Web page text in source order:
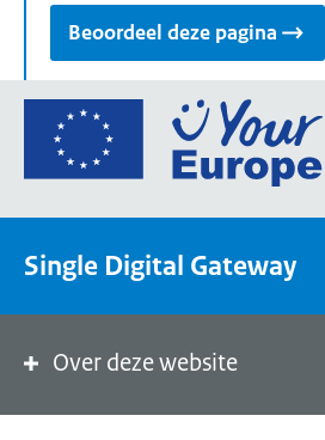
Beoordeel deze pagina
Single Digital Gateway
Over deze website